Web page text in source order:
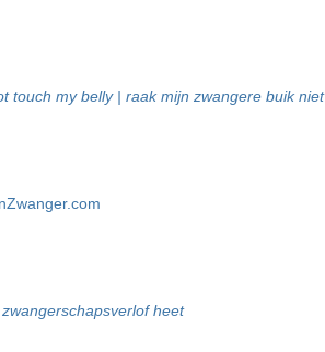
touch my belly | raak mijn zwangere buik niet
heet